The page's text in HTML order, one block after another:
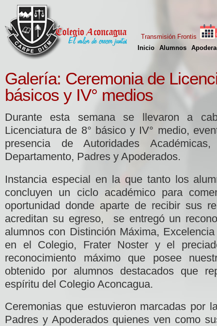
Inicio Alumnos
Transmisión Frontis
Galería: Ceremonia de
básicos y IV° medios
Durante esta semana se llevaron a
Licenciatura de 8° básico y IV° medio,
presencia de Autoridades
Departamento, Padres y Apoderados.
Instancia especial en la que tanto los
concluyen un ciclo académico para
oportunidad donde aparte de recibir sus
acreditan su egreso, se entregó un
alumnos con Distinción Máxima,
en el Colegio, Frater Noster y el
reconocimiento máximo que posee
obtenido por alumnos destacados que
espíritu del Colegio Aconcagua.
Ceremonias que estuvieron marcadas por
Padres y Apoderados quienes ven como